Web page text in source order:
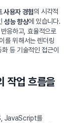
사용자 경험의 시각적
성능 향상에 있습니다.
응하고, 효율적으로
를 위해서는 렌더링
등 기술적인 접근이
작업 흐름을
JavaScript를